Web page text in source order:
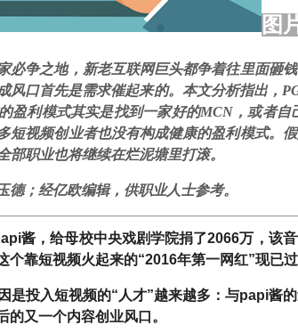
图
必争之地，新老互联网巨头都争着往里面砸
风口首先是需求催起来的。本文分析指出，
盈利模式其实是找到一家好的MCN，或者
短视频创业者也没有构成健康的盈利模式。
部职业也将继续在烂泥塘里打滚。
德；经亿欧编辑，供职业人士参考。
酱，给母校中央戏剧学院捐了2066万，该
靠短视频火起来的“2016年第一网红”现已过
是投入短视频的“人才”越来越多：与papi酱
又一个内容创业风口。